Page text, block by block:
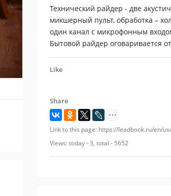
Технический райдер - две
микшерный пульт, обработка –
один канал с микрофонным
Бытовой райдер оговаривается
Like
Share
Link to this page: https://leadbook.ru/en/
Views: today - 3, total - 5652